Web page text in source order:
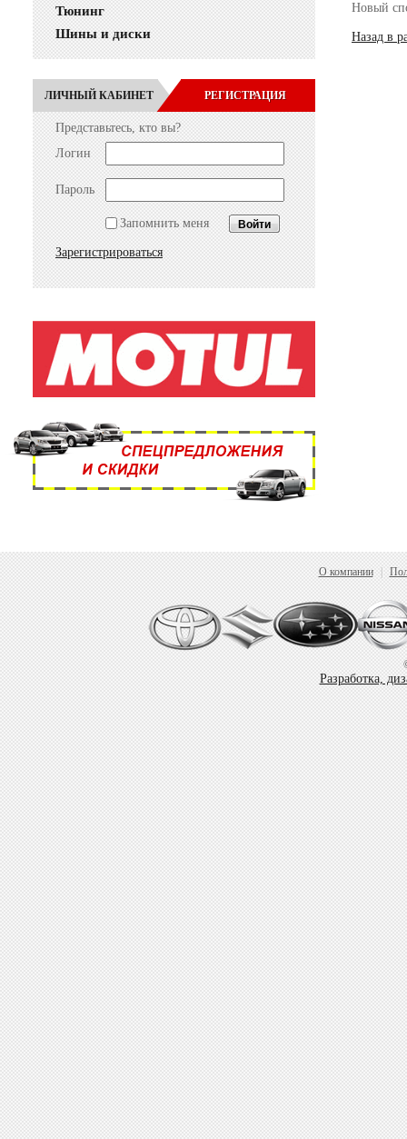
Тюнинг
Шины и диски
ЛИЧНЫЙ КАБИНЕТ РЕГИСТРАЦИЯ
Представьтесь, кто вы?
Логин
Пароль
Запомнить меня
Зарегистрироваться
Новый
Назад в
О компании
Разработка,